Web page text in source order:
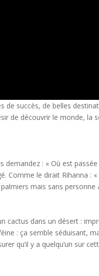
succès, de belles
de découvrir le monde, la
: « Où est
Comme le dirait Rihanna :
mais sans
cactus dans un désert :
: ça semble séduisant,
qu’il y a quelqu’un sur